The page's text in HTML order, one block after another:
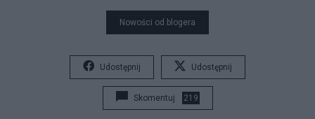
Nowości od blogera
Udostępnij Udostępnij
Skomentuj 219